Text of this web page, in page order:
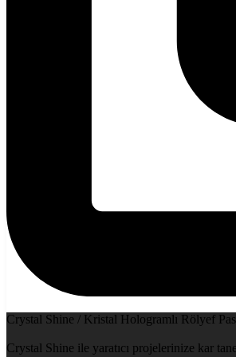
Crystal Shine / Kristal Hologramlı Rölyef
Crystal Shine ile yaratıcı projelerinize kar